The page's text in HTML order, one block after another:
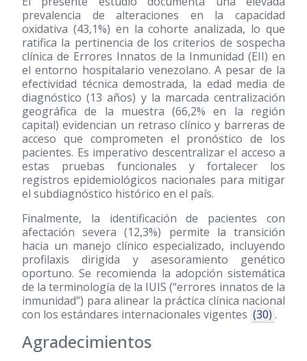
prevalencia de alteraciones en la capacidad
oxidativa (43,1%) en la cohorte analizada, lo que
ratifica la pertinencia de los criterios de sospecha
clínica de Errores Innatos de la Inmunidad (EII) en
el entorno hospitalario venezolano. A pesar de la
efectividad técnica demostrada, la edad media de
diagnóstico (13 años) y la marcada centralización
geográfica de la muestra (66,2% en la región
capital) evidencian un retraso clínico y barreras de
acceso que comprometen el pronóstico de los
pacientes. Es imperativo descentralizar el acceso a
estas pruebas funcionales y fortalecer los
registros epidemiológicos nacionales para mitigar
el subdiagnóstico histórico en el país.
Finalmente, la identificación de pacientes con
afectación severa (12,3%) permite la transición
hacia un manejo clínico especializado, incluyendo
profilaxis dirigida y asesoramiento genético
oportuno. Se recomienda la adopción sistemática
de la terminología de la IUIS (“errores innatos de la
inmunidad”) para alinear la práctica clínica nacional
con los estándares internacionales vigentes (30) .
Agradecimientos